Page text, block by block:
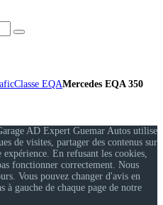
Classe EQAMercedes EQA 350
AD Expert Guemar Autos utilise
de visites, partager des contenus sur
En refusant les cookies,
fonctionner correctement. Nous
Vous pouvez changer d'avis en
gauche de chaque page de notre